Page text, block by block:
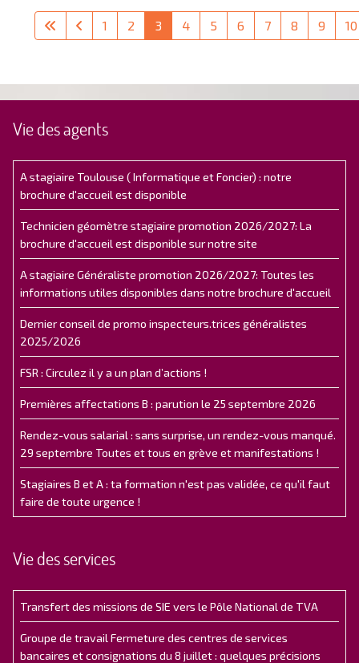
1 2 3 4 5 6 7 8 9 10
Vie des agents
A stagiaire Toulouse ( Informatique et Foncier) : notre
brochure d'accueil est disponible
Technicien géomètre stagiaire promotion 2026/2027: La
brochure d'accueil est disponible sur notre site
A stagiaire Généraliste promotion 2026/2027: Toutes les
informations utiles disponibles dans notre brochure d'accueil
Dernier conseil de promo inspecteurs.trices généralistes
2025/2026
FSR : Circulez il y a un plan d’actions !
Premières affectations B : parution le 25 septembre 2026
Rendez-vous salarial : sans surprise, un rendez-vous manqué.
29 septembre Toutes et tous en grève et manifestations !
Stagiaires B et A : ta formation n'est pas validée, ce qu'il faut
faire de toute urgence !
Vie des services
Transfert des missions de SIE vers le Pôle National de TVA
Groupe de travail Fermeture des centres de services
bancaires et consignations du 8 juillet : quelques précisions